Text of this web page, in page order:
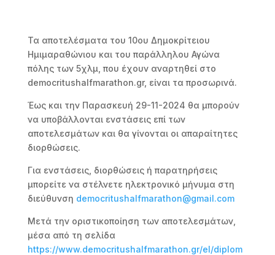
Τα αποτελέσματα του 10ου Δημοκρίτειου
Ημιμαραθώνιου και του παράλληλου Αγώνα
πόλης των 5χλμ, που έχουν αναρτηθεί στο
democritushalfmarathon.gr, είναι τα προσωρινά.
Έως και την Παρασκευή 29-11-2024 θα μπορούν
να υποβάλλονται ενστάσεις επί των
αποτελεσμάτων και θα γίνονται οι απαραίτητες
διορθώσεις.
Για ενστάσεις, διορθώσεις ή παρατηρήσεις
μπορείτε να στέλνετε ηλεκτρονικό μήνυμα στη
διεύθυνση democritushalfmarathon@gmail.com
Μετά την οριστικοποίηση των αποτελεσμάτων,
μέσα από τη σελίδα
https://www.democritushalfmarathon.gr/el/diplom